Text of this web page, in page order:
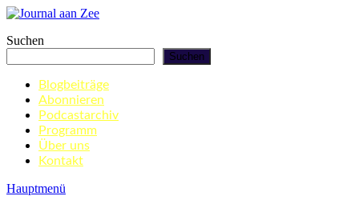
Zum
springen
Journal aan Zee
Suchen
Suchen
Blogbeiträge
Abonnieren
Podcastarchiv
Programm
Über uns
Kontakt
Hauptmenü